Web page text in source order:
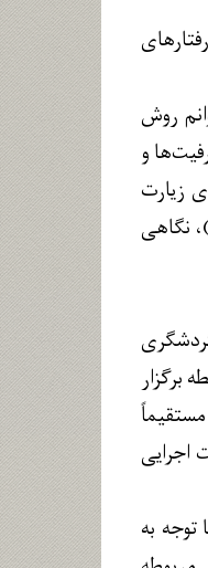
روش
و
زیارت
نگاهی
برگزار
اجرایی
به